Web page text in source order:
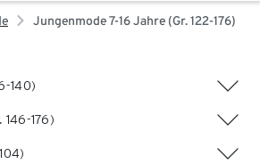
Jungenmode 7-16 Jahre (Gr. 122-176)
140)
176)